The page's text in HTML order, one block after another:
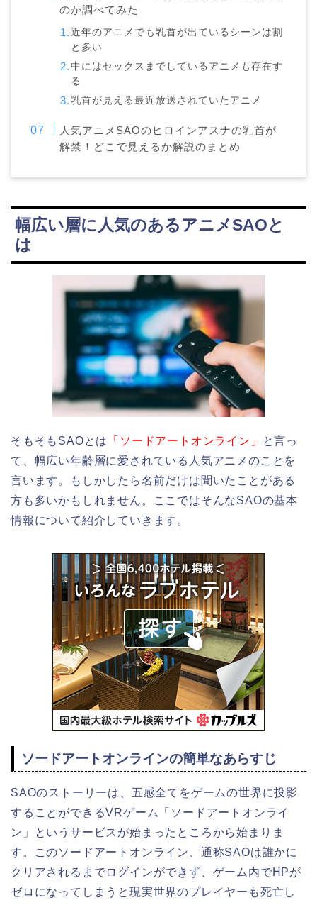
のか調べてみた
近年のアニメでも乳首が出ているシーンは割
と多い
中にはセックスまでしているアニメも存在す
る
乳首が見える最近放送されていたアニメ
人気アニメSAOのヒロインアスナの乳首が
解禁！どこで見えるか解説のまとめ
幅広い層に人気のあるアニメSAOと
は
そもそもSAOとは 「ソードアートオンライン」
と言っ
て、幅広い年齢層に愛されている人気アニメのことを
言います。もしかしたら名前だけは聞いたことがある
方も多いかもしれません。ここではそんなSAOの基本
情報について紹介していきます。
ソードアートオンラインの簡単なあらすじ
SAOのストーリーは、五感全てをゲームの世界に投影
することができるVRゲーム「ソードアートオンライ
ン」というサービスが始まったところから始まりま
す。このソードアートオンライン、通称SAOは誰かに
クリアされるまでログインができず、ゲーム内でHPが
ゼロになってしまうと現実世界のプレイヤーも死亡し